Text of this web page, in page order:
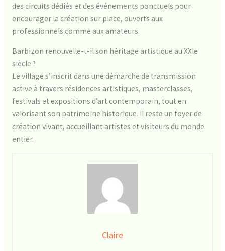
des circuits dédiés et des événements ponctuels pour
encourager la création sur place, ouverts aux
professionnels comme aux amateurs.
Barbizon renouvelle-t-il son héritage artistique au XXIe
siècle ?
Le village s’inscrit dans une démarche de transmission
active à travers résidences artistiques, masterclasses,
festivals et expositions d’art contemporain, tout en
valorisant son patrimoine historique. Il reste un foyer de
création vivant, accueillant artistes et visiteurs du monde
entier.
Claire